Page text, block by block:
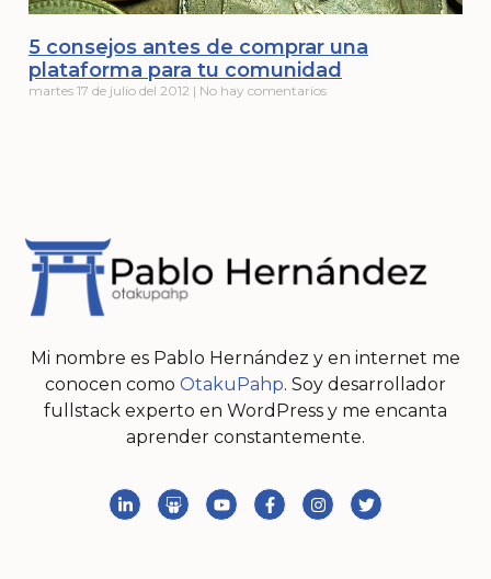
5 consejos antes de comprar una
plataforma para tu comunidad
martes 17 de julio del 2012 No hay comentarios
Mi nombre es Pablo Hernández y en internet me
conocen como OtakuPahp. Soy desarrollador
fullstack experto en WordPress y me encanta
aprender constantemente.